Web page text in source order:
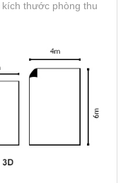
thước phòng thu